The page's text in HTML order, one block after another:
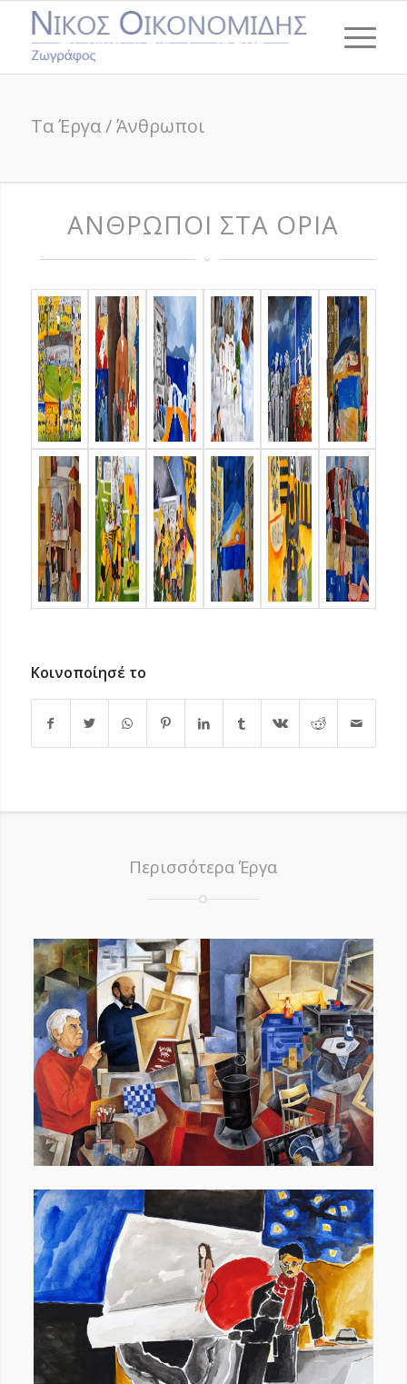
Τα Έργα / Άνθρωποι
ΑΝΘΡΩΠΟΙ ΣΤΑ ΟΡΙΑ
Κοινοποίησέ το
Περισσότερα Έργα
Ανθρώπινες “Ιστορίες”
Στίχοι στο Καβαλέτο 2